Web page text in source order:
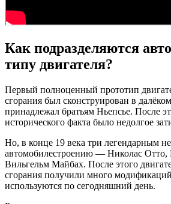
Как подразделяются
типу двигателя?
Первый полноценный прототип
сгорания был сконструирован в
принадлежал братьям Ньепсье. После
исторического факта было недолгое
Но, в конце 19 века три легендарным
автомобилестроению — Николас Отто,
Вильгельм Майбах. После этого
сгорания получили много
используются по сегодняшний день.